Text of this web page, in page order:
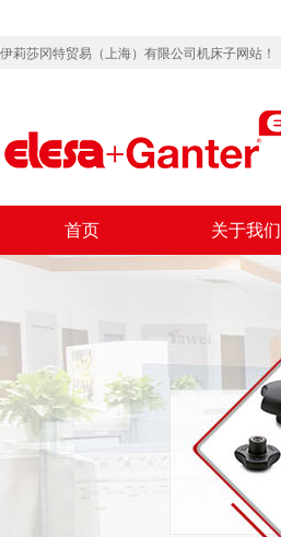
伊莉莎冈特贸易（上海）有限公司机床子网站！
首页 关于我们